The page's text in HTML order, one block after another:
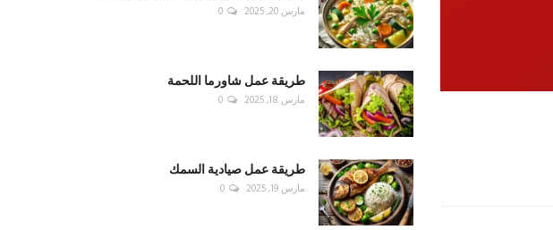
مارس 20, 2025 0
طريقة عمل شاورما اللحمة
مارس 18, 2025 0
طريقة عمل صيادية السمك
مارس 19, 2025 0